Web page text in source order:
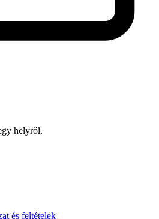
helyről.
és feltételek